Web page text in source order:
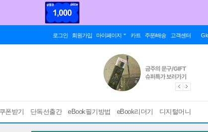
로그인 회원가입 마이페이지 카트 주문/배송 고객센터
쿠폰받기 단독선출간 eBook필기방법 eBook리더기 디지털머니